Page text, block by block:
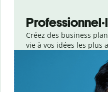
Créez des business
vie à vos idées les plus